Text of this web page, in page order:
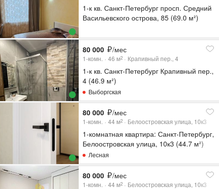
1-к кв. Санкт-Петербург просп. Средний
Васильевского острова, 85 (69.0 м²)
80 000 /мес
1-комн. 46 м2 Крапивный пер., 4
1-к кв. Санкт-Петербург Крапивный пер.,
4 (46.9 м²)
Выборгская
80 000 /мес
1-комн. 44 м2 Белоостровская улица, 10к3
1-комнатная квартира: Санкт-Петербург,
Белоостровская улица, 10к3 (44.7 м²)
Лесная
80 000 /мес
1-комн. 44 м2 Белоостровская улица, 10к3